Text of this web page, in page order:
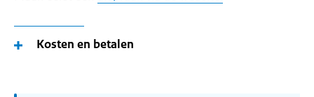
Kosten en betalen